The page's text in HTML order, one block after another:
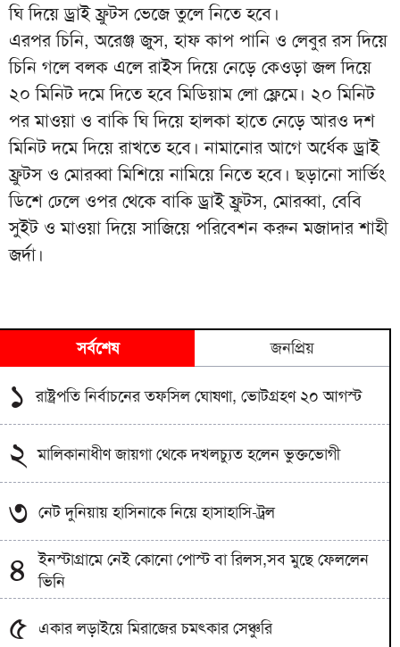
ঘি দিয়ে ড্রাই ফ্রুটস ভেজে তুলে নিতে হবে।
এরপর চিনি, অরেঞ্জ জুস, হাফ কাপ পানি ও লেবুর রস দিয়ে
চিনি গলে বলক এলে রাইস দিয়ে নেড়ে কেওড়া জল দিয়ে
২০ মিনিট দমে দিতে হবে মিডিয়াম লো ফ্লেমে। ২০ মিনিট
পর মাওয়া ও বাকি ঘি দিয়ে হালকা হাতে নেড়ে আরও দশ
মিনিট দমে দিয়ে রাখতে হবে। নামানোর আগে অর্ধেক ড্রাই
ফ্রুটস ও মোরব্বা মিশিয়ে নামিয়ে নিতে হবে। ছড়ানো সার্ভিং
ডিশে ঢেলে ওপর থেকে বাকি ড্রাই ফ্রুটস, মোরব্বা, বেবি
সুইট ও মাওয়া দিয়ে সাজিয়ে পরিবেশন করুন মজাদার শাহী
জর্দা।
সর্বশেষ জনপ্রিয়
১ রাষ্ট্রপতি নির্বাচনের তফসিল ঘোষণা, ভোটগ্রহণ ২০ আগস্ট
২ মালিকানাধীণ জায়গা থেকে দখলচ্যুত হলেন ভুক্তভোগী
৩ নেট দুনিয়ায় হাসিনাকে নিয়ে হাসাহাসি-ট্রল
৪
ইনস্টাগ্রামে নেই কোনো পোস্ট বা রিলস,সব মুছে ফেললেন
ভিনি
৫ একার লড়াইয়ে মিরাজের চমৎকার সেঞ্চুরি